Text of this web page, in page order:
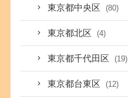
東京都中央区 (80)
東京都北区 (4)
東京都千代田区 (19)
東京都台東区 (12)